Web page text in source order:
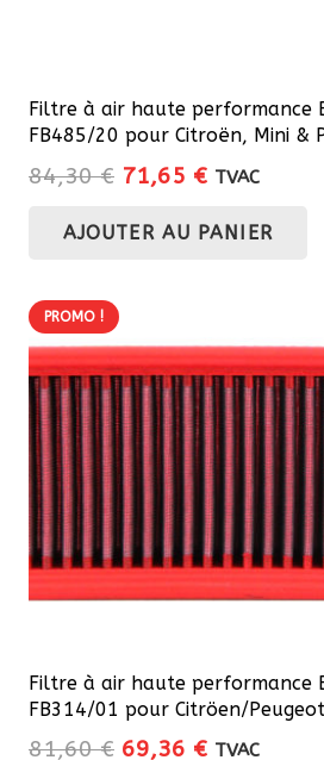
Filtre à air haute performance
FB485/20 pour Citroën, Mini &
84,30€ Le
initial
71,65 €Le
actuel
TVAC
AJOUTER AU PANIER
PROMO !
Filtre à air haute performance
FB314/01 pour Citröen/
81,60€ Le
69,36 €Le
TVAC